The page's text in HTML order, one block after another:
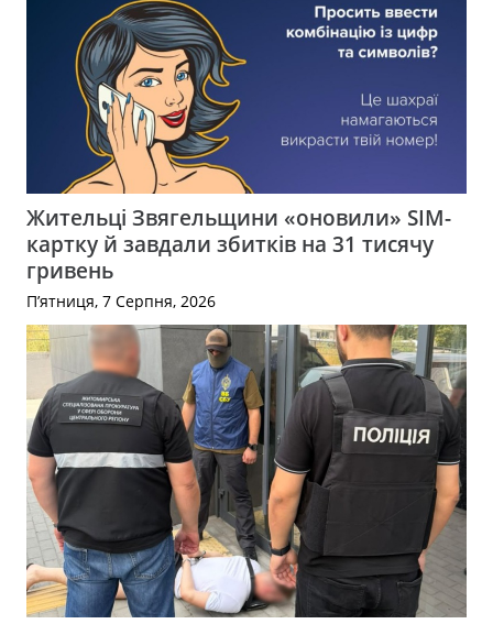
Жительці Звягельщини «оновили» SIM-
картку й завдали збитків на 31 тисячу
гривень
П’ятниця, 7 Серпня, 2026